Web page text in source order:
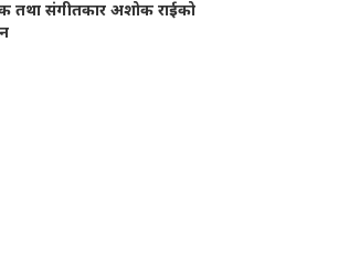
तथा संगीतकार अशोक राईको